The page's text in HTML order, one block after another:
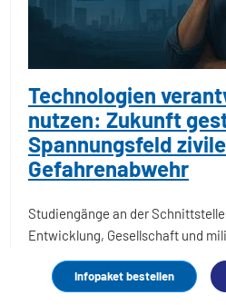
Infopaket bestellen
Technologien
nutzen: Zukunft
Spannungsfeld
Gefahrenabwehr
Studiengänge an der
Entwicklung, Gesellschaft und
Erlernen Sie die Entwicklung und
Technologien, die sowohl in